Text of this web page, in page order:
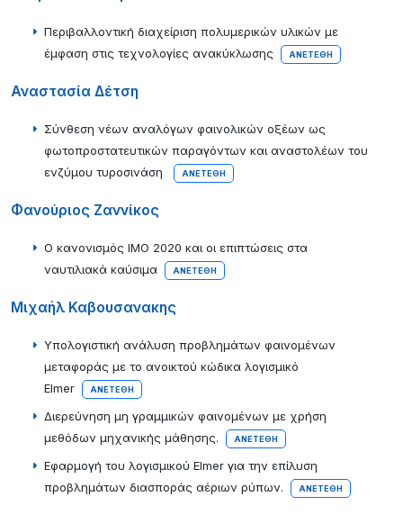
Περιβαλλοντική διαχείριση πολυμερικών υλικών με
έμφαση στις τεχνολογίες ανακύκλωσης
ΑΝΕΤΈΘΗ
Αναστασία Δέτση
Σύνθεση νέων αναλόγων φαινολικών οξέων ως
φωτοπροστατευτικών παραγόντων και αναστολέων του
ενζύμου τυροσινάση
ΑΝΕΤΈΘΗ
Φανούριος Ζαννίκος
Ο κανονισμός ΙΜΟ 2020 και οι επιπτώσεις στα
ναυτιλιακά καύσιμα
ΑΝΕΤΈΘΗ
Μιχαήλ Καβουσανακης
Υπολογιστική ανάλυση προβλημάτων φαινομένων
μεταφοράς με το ανοικτού κώδικα λογισμικό
Elmer
ΑΝΕΤΈΘΗ
Διερεύνηση μη γραμμικών φαινομένων με χρήση
μεθόδων μηχανικής μάθησης.
ΑΝΕΤΈΘΗ
Εφαρμογή του λογισμικού Elmer για την επίλυση
προβλημάτων διασποράς αέριων ρύπων.
ΑΝΕΤΈΘΗ